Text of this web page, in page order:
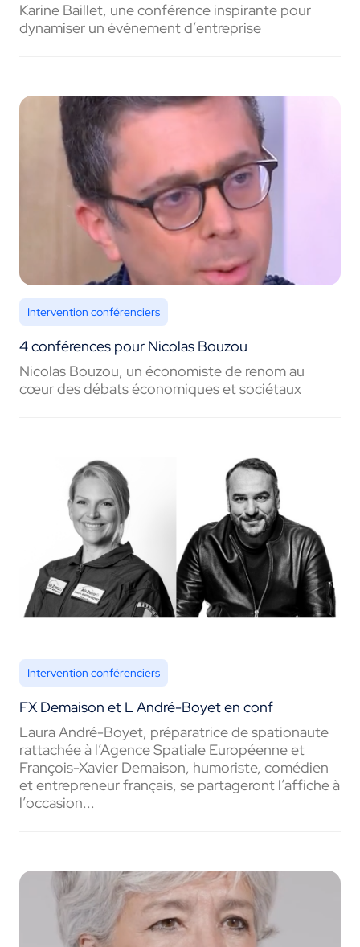
Karine Baillet, une conférence inspirante pour
dynamiser un événement d’entreprise
Intervention conférenciers
4 conférences pour Nicolas Bouzou
Nicolas Bouzou, un économiste de renom au
cœur des débats économiques et sociétaux
Intervention conférenciers
FX Demaison et L André-Boyet en conf
Laura André-Boyet, préparatrice de spationaute
rattachée à l’Agence Spatiale Européenne et
François-Xavier Demaison, humoriste, comédien
et entrepreneur français, se partageront l’affiche à
l’occasion...